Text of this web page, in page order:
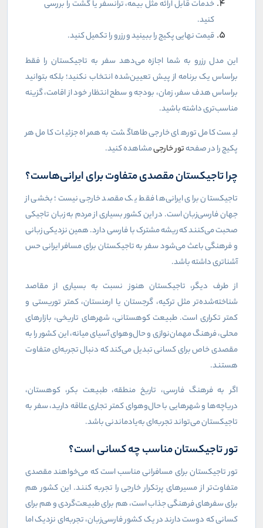
خدمات قابل ارائه مثل بیمه، ترانسفر یا گشت را بررسی
کنید.
قیمت نهایی پکیج را ببینید و رزرو را تکمیل کنید.
این مدل رزرو به شما اجازه می‌دهد سفر به تاجیکستان را فقط
براساس یک برنامه از پیش تعیین‌شده انتخاب نکنید؛ بلکه بتوانید
براساس هدف سفر، زمان، بودجه و سطح انتظار خود از اقامت، گزینه
مناسب‌تری داشته باشید.
لیست کامل تورهای خارجی طاهاگشت به همراه جزئیات کامل هر
پکیج را در صفحهتور خارجیمشاهده کنید.
چرا تاجیکستان مقصدی متفاوت برای ایرانی‌هاست؟
تاجیکستان برای ایرانی‌ها فقط یک مقصد خارجی نیست؛ بخشی از
جهان فارسی‌زبان است. در این کشور بسیاری از مردم به زبان تاجیکی
صحبت می‌کنند که ریشه مشترک با فارسی دارد. همین نزدیکی زبانی
و فرهنگی باعث می‌شود سفر به تاجیکستان برای مسافر ایرانی حس
آشناتری داشته باشد.
از طرف دیگر، تاجیکستان هنوز نسبت به بسیاری از مقاصد
شناخته‌شده‌تر مثل ترکیه، گرجستان یا ارمنستان، کمتر توریستی و
کمتر تکراری است. طبیعت کوهستانی، شهرهای تاریخی، بازارهای
محلی، فرهنگ مهمان‌نوازی و حال‌وهوای آسیای میانه، این کشور را به
مقصدی خاص برای کسانی تبدیل می‌کند که دنبال تجربه‌ای متفاوت
هستند.
اگر به فرهنگ فارسی، تاریخ منطقه، طبیعت بکر، کوهستان،
دریاچه‌ها و شهرهایی با حال‌وهوای کمتر تجاری علاقه دارید، سفر به
تاجیکستان می‌تواند تجربه‌ای به‌یادماندنی باشد.
تور تاجیکستان مناسب چه کسانی است؟
تور تاجیکستان برای مسافرانی مناسب است که می‌خواهند مقصدی
متفاوت‌تر از مسیرهای پرتکرار خارجی را تجربه کنند. این کشور هم
برای سفرهای فرهنگی جذاب است، هم برای طبیعت‌گردی و هم برای
کسانی که دوست دارند در یک کشور فارسی‌زبان، تجربه‌ای نزدیک اما